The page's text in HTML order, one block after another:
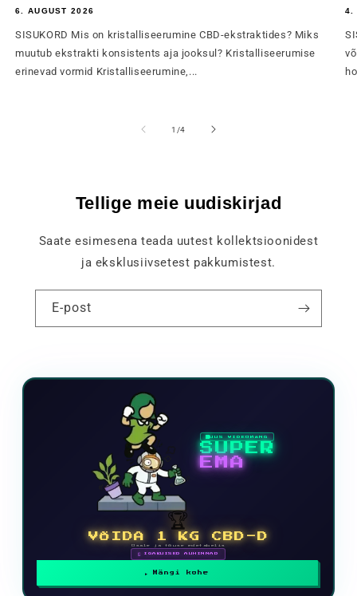
6. AUGUST 2026
SISUKORD Mis on kristalliseerumine CBD-ekstraktides? Miks
muutub ekstrakti konsistents aja jooksul? Kristalliseerumise
erinevad vormid Kristalliseerumine,...
4.
1 /of
4
Tellige meie uudiskirjad
Saate esimesena teada uutest kollektsioonidest
ja eksklusiivsetest pakkumistest.
E-post
UUS VIDEOMÄNG
SUPER
EMA
🏆
VÕIDA 1 KG CBD-D
Osale ja tõuse edetabelis
🗓 IGAKUISED AUHINNAD
Mängi kohe